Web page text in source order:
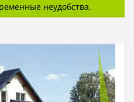
неудобства.